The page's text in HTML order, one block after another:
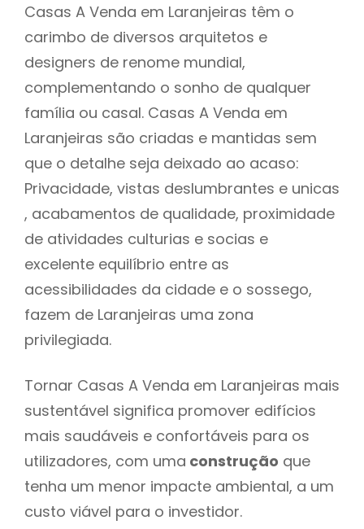
Casas A Venda em Laranjeiras têm o
carimbo de diversos arquitetos e
designers de renome mundial,
complementando o sonho de qualquer
família ou casal. Casas A Venda em
Laranjeiras são criadas e mantidas sem
que o detalhe seja deixado ao acaso:
Privacidade, vistas deslumbrantes e unicas
, acabamentos de qualidade, proximidade
de atividades culturias e socias e
excelente equilíbrio entre as
acessibilidades da cidade e o sossego,
fazem de Laranjeiras uma zona
privilegiada.
Tornar Casas A Venda em Laranjeiras mais
sustentável significa promover edifícios
mais saudáveis e confortáveis para os
utilizadores, com uma construção que
tenha um menor impacte ambiental, a um
custo viável para o investidor.